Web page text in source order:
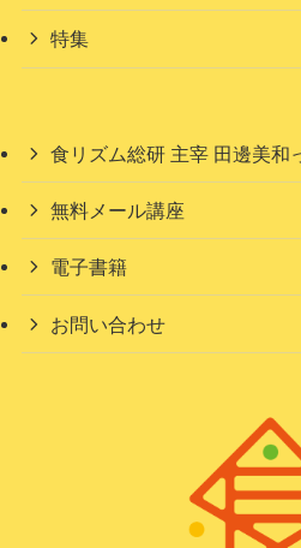
特集
食リズム総研 主宰 田邊美和
無料メール講座
電子書籍
お問い合わせ